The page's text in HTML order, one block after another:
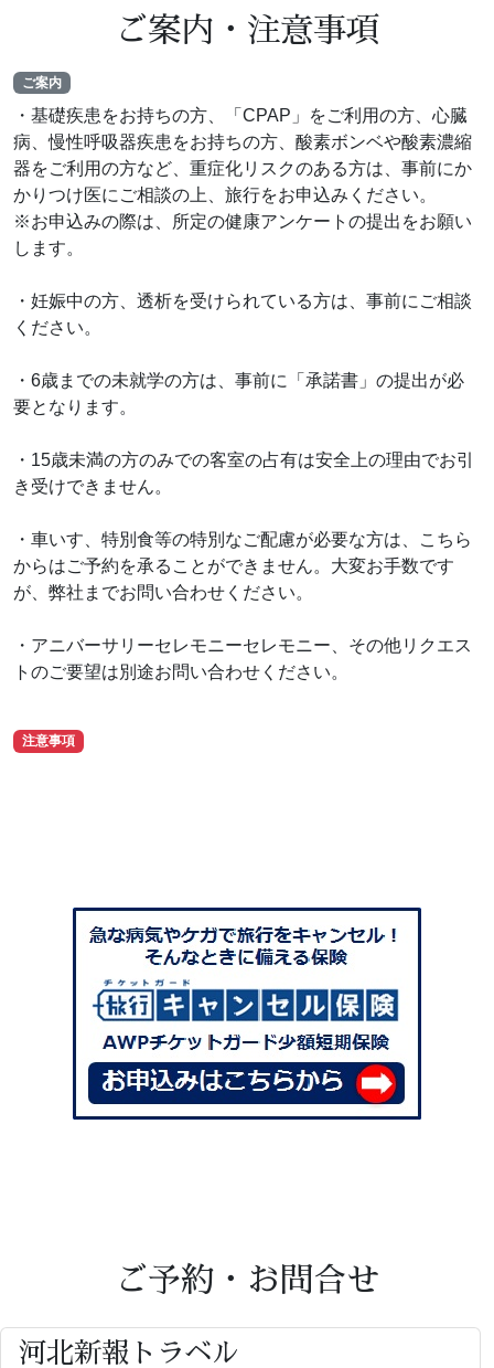
ご案内・注意事項
ご案内
・基礎疾患をお持ちの方、「CPAP」をご利用の方、心臓
病、慢性呼吸器疾患をお持ちの方、酸素ボンベや酸素濃縮
器をご利用の方など、重症化リスクのある方は、事前にか
かりつけ医にご相談の上、旅行をお申込みください。
※お申込みの際は、所定の健康アンケートの提出をお願い
します。
・妊娠中の方、透析を受けられている方は、事前にご相談
ください。
・6歳までの未就学の方は、事前に「承諾書」の提出が必
要となります。
・15歳未満の方のみでの客室の占有は安全上の理由でお引
き受けできません。
・車いす、特別食等の特別なご配慮が必要な方は、こちら
からはご予約を承ることができません。大変お手数です
が、弊社までお問い合わせください。
・アニバーサリーセレモニーセレモニー、その他リクエス
トのご要望は別途お問い合わせください。
注意事項
ご予約・お問合せ
河北新報トラベル